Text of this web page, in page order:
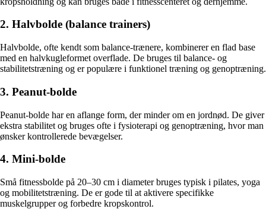
2. Halvbolde (balance trainers)
Halvbolde, ofte kendt som balance-trænere, kombinerer en flad base
med en halvkugleformet overflade. De bruges til balance- og
stabilitetstræning og er populære i funktionel træning og genoptræning.
3. Peanut-bolde
Peanut-bolde har en aflange form, der minder om en jordnød. De giver
ekstra stabilitet og bruges ofte i fysioterapi og genoptræning, hvor man
ønsker kontrollerede bevægelser.
4. Mini-bolde
Små fitnessbolde på 20–30 cm i diameter bruges typisk i pilates, yoga
og mobilitetstræning. De er gode til at aktivere specifikke
muskelgrupper og forbedre kropskontrol.